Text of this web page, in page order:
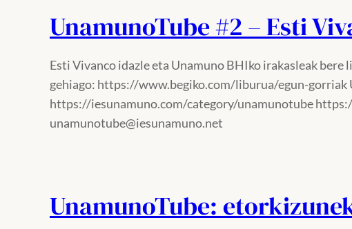
UnamunoTube #2 – Esti
Esti Vivanco idazle eta Unamuno BHIko irakasleak
gehiago: https://www.begiko.com/liburua/egun-gorriak
https://iesunamuno.com/category/unamunotube
unamunotube@iesunamuno.net
UnamunoTube: